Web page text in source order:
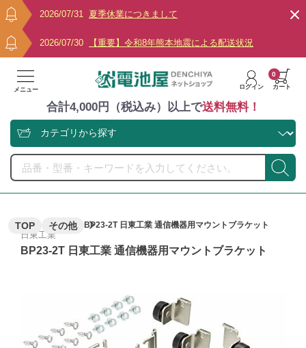
2026/07/31 夏季休業につきまして
2026/07/30 【重要】令和8年熊本地震による配送状況
メニュー ログイン カート
0
合計4,000円（税込み）以上で送料無料！
TOP その他 BP23-2T 日東工業 通信機器用マウントブラケット
日東工業
BP23-2T 日東工業 通信機器用マウントブラケット